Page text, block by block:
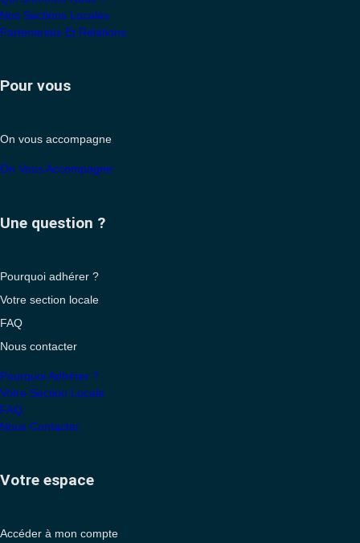
Nos Sections Locales
Partenariats Et Relations
Pour vous
On vous accompagne
On Vous Accompagne
Une question ?
Pourquoi adhérer ?
Votre section locale
FAQ
Nous contacter
Pourquoi Adhérer ?
Votre Section Locale
FAQ
Nous Contacter
Votre espace
Accéder à mon compte